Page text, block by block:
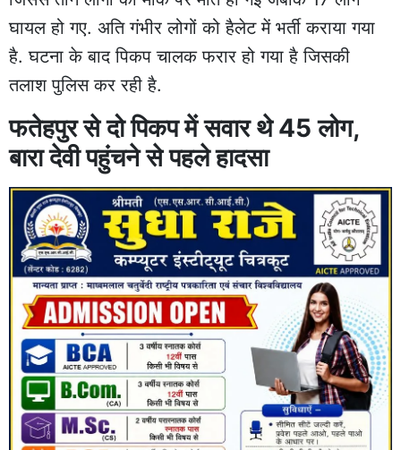
घायल हो गए. अति गंभीर लोगों को हैलेट में भर्ती कराया गया
है. घटना के बाद पिकप चालक फरार हो गया है जिसकी
तलाश पुलिस कर रही है.
फतेहपुर से दो पिकप में सवार थे 45 लोग,
बारा देवी पहुंचने से पहले हादसा